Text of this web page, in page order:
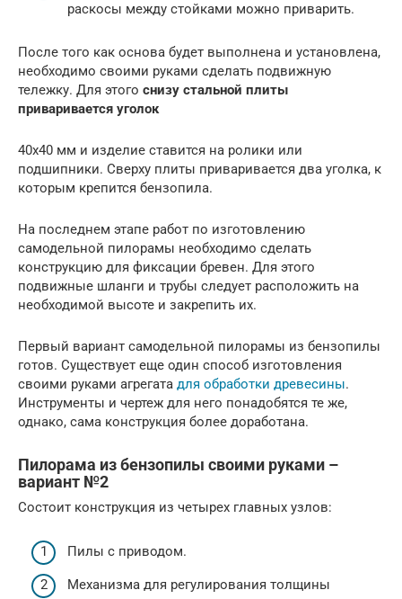
раскосы между стойками можно приварить.
После того как основа будет выполнена и установлена,
необходимо своими руками сделать подвижную
тележку. Для этого снизу стальной плиты
приваривается уголок
40х40 мм и изделие ставится на ролики или
подшипники. Сверху плиты приваривается два уголка, к
которым крепится бензопила.
На последнем этапе работ по изготовлению
самодельной пилорамы необходимо сделать
конструкцию для фиксации бревен. Для этого
подвижные шланги и трубы следует расположить на
необходимой высоте и закрепить их.
Первый вариант самодельной пилорамы из бензопилы
готов. Существует еще один способ изготовления
своими руками агрегата для обработки древесины.
Инструменты и чертеж для него понадобятся те же,
однако, сама конструкция более доработана.
Пилорама из бензопилы своими руками –
вариант №2
Состоит конструкция из четырех главных узлов:
Пилы с приводом.
Механизма для регулирования толщины